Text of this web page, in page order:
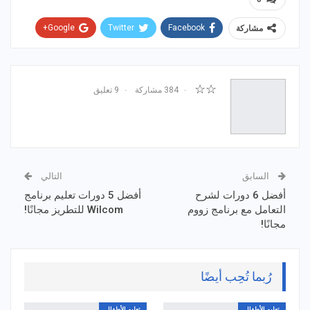
مشاركة Facebook
Twitter
Google+
☆☆ 384 مشاركة 9 تعليق
السابق
أفضل 6 دورات لشرح
التعامل مع برنامج زووم
مجانًا!
التالي
أفضل 5 دورات تعليم برنامج
Wilcom للتطريز مجانًا!
رُبما تُحِب أيضًا